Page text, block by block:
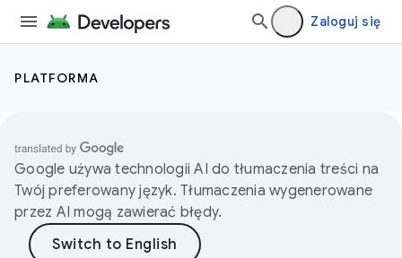
Zaloguj się
PLATFORMA
Google używa technologii AI do tłumaczenia treści na
Twój preferowany język. Tłumaczenia wygenerowane
przez AI mogą zawierać błędy.